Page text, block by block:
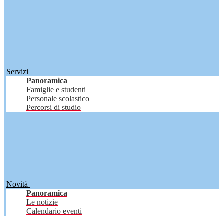
Servizi
Panoramica
Famiglie e studenti
Personale scolastico
Percorsi di studio
Novità
Panoramica
Le notizie
Calendario eventi